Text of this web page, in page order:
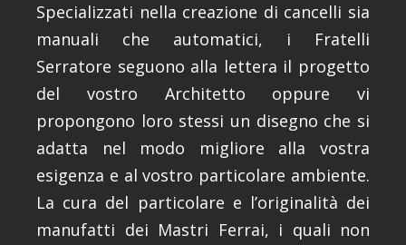
Specializzati nella creazione di cancelli sia
manuali che automatici, i Fratelli
Serratore seguono alla lettera il progetto
del vostro Architetto oppure vi
propongono loro stessi un disegno che si
adatta nel modo migliore alla vostra
esigenza e al vostro particolare ambiente.
La cura del particolare e l’originalità dei
manufatti dei Mastri Ferrai, i quali non